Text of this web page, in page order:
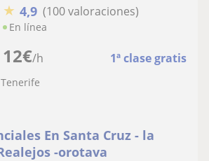
12€/h 1ª clase gratis
★ 4,9 (100 valoraciones)
En línea
En Santa Cruz - la
laguna - Los Realejos -orotava